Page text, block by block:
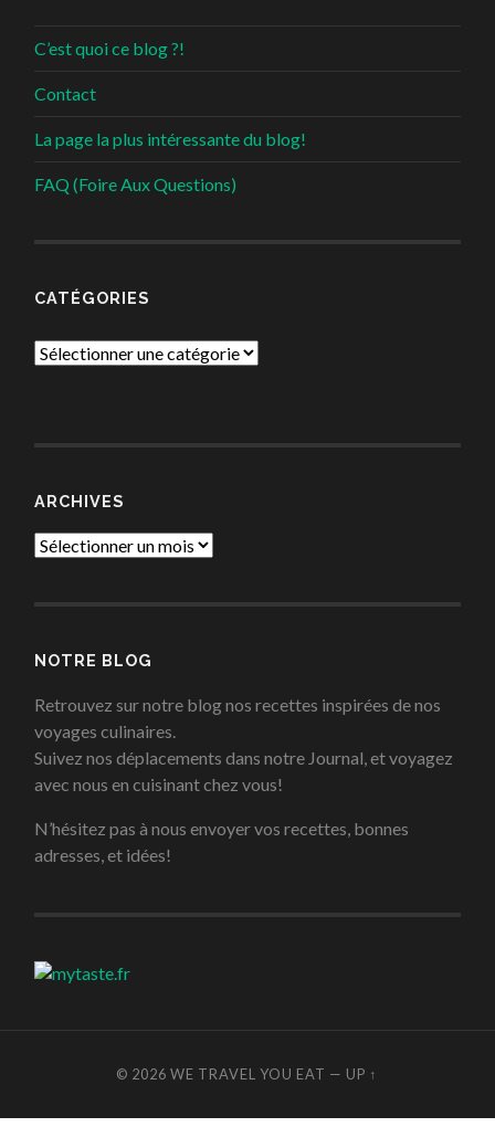
C’est quoi ce blog ?!
Contact
La page la plus intéressante du blog!
FAQ (Foire Aux Questions)
CATÉGORIES
Catégories
ARCHIVES
Archives
NOTRE BLOG
Retrouvez sur notre blog nos recettes inspirées de nos
voyages culinaires.
Suivez nos déplacements dans notre Journal, et voyagez
avec nous en cuisinant chez vous!
N’hésitez pas à nous envoyer vos recettes, bonnes
adresses, et idées!
© 2026WE TRAVEL YOU EAT — UP ↑